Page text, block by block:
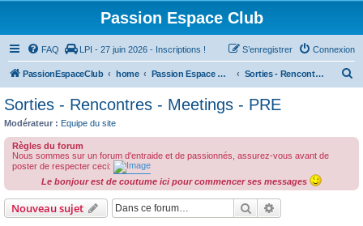
Passion Espace Club
FAQ LPI - 27 juin 2026 - Inscriptions ! Connexion
S’enregistrer
PassionEspaceClub home Passion Espace Club Sorties - Rencontres - Meetings - PRE
c
Sorties - Rencontres - Meetings - PRE
Modérateur : Equipe du site
Règles du forum
Nous sommes sur un forum d'entraide et de passionnés, assurez-vous avant de
poster de respecter ceci:
Le bonjour est de coutume ici pour commencer ses messages
Nouveau sujet Rechercher